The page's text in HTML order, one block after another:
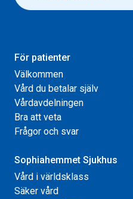
För patienter
Välkommen
Vård du betalar själv
Vårdavdelningen
Bra att veta
Frågor och svar
Sophiahemmet Sjukhus
Vård i världsklass
Säker vård